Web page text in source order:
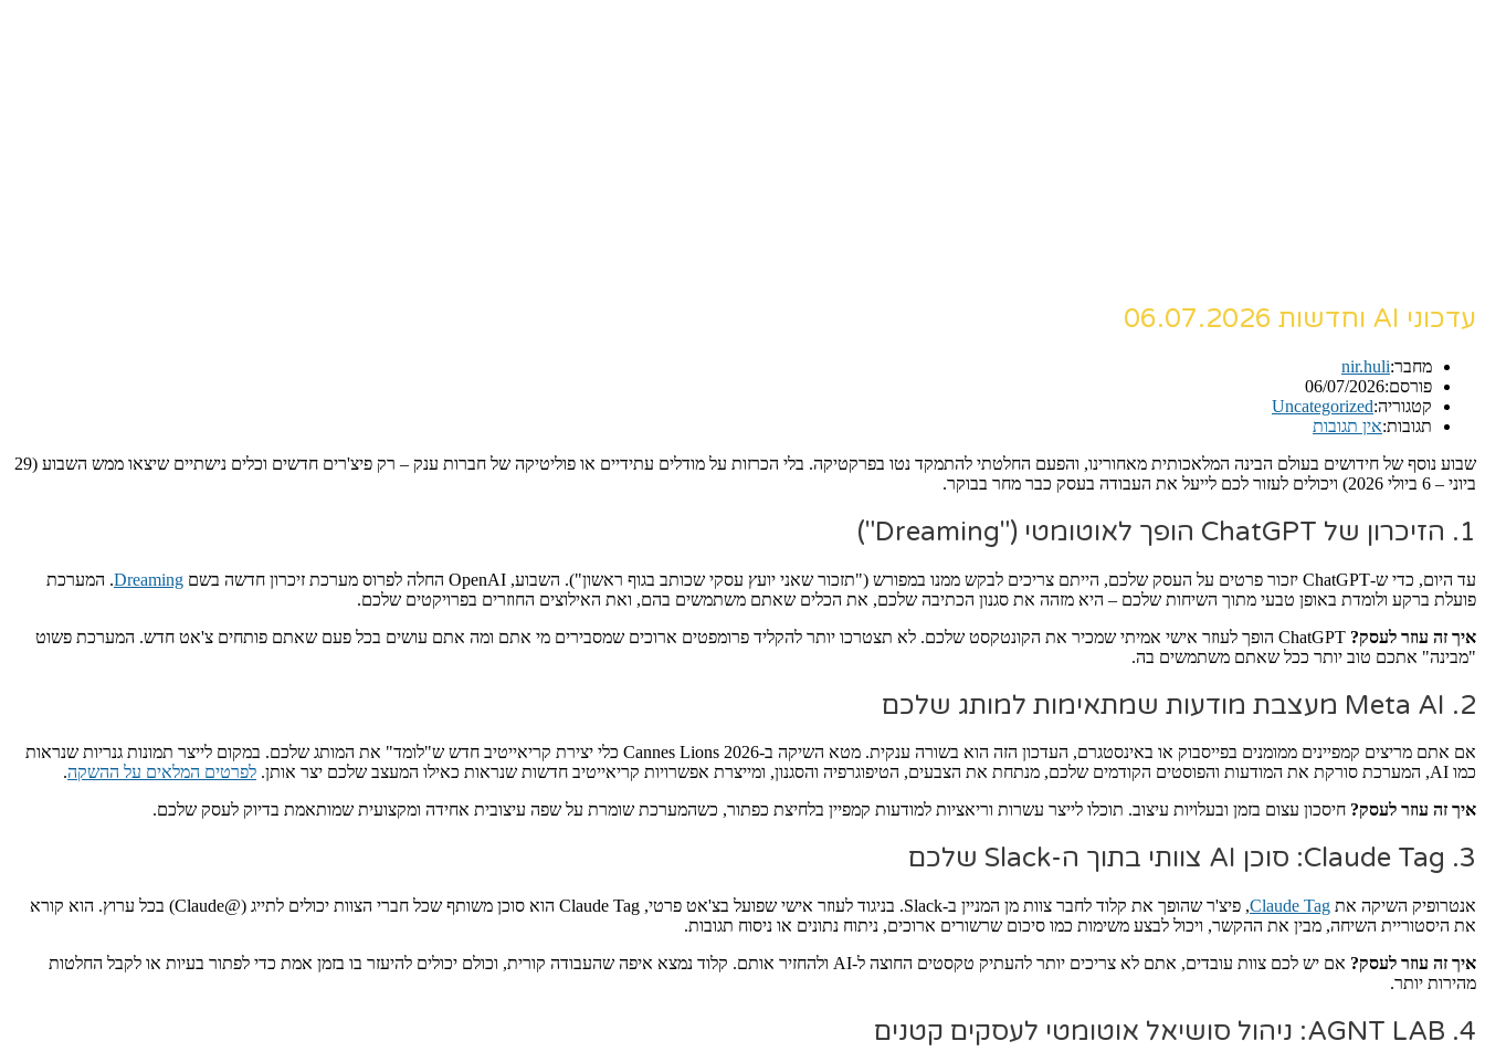
עדכוני AI וחדשות 06.07.2026
מחבר:nir.huli
פורסם:06/07/2026
קטגוריה:Uncategorized
תגובות:אין תגובות
שבוע נוסף של חידושים בעולם הבינה המלאכותית מאחורינו, והפעם החלטתי להתמקד נטו בפרקטיקה. בלי הכרזות על מודלים עתידיים או פוליטיקה של חברות ענק – רק פיצ'רים חדשים וכלים נישתיים שיצאו ממש השבוע (29
ביוני – 6 ביולי 2026) ויכולים לעזור לכם לייעל את העבודה בעסק כבר מחר בבוקר.
1. הזיכרון של ChatGPT הופך לאוטומטי ("Dreaming")
עד היום, כדי ש-ChatGPT יזכור פרטים על העסק שלכם, הייתם צריכים לבקש ממנו במפורש ("תזכור שאני יועץ עסקי שכותב בגוף ראשון"). השבוע, OpenAI החלה לפרוס מערכת זיכרון חדשה בשם Dreaming. המערכת
פועלת ברקע ולומדת באופן טבעי מתוך השיחות שלכם – היא מזהה את סגנון הכתיבה שלכם, את הכלים שאתם משתמשים בהם, ואת האילוצים החוזרים בפרויקטים שלכם.
איך זה עוזר לעסק?
ChatGPT הופך לעוזר אישי אמיתי שמכיר את הקונטקסט שלכם. לא תצטרכו יותר להקליד פרומפטים ארוכים שמסבירים מי אתם ומה אתם עושים בכל פעם שאתם פותחים צ'אט חדש. המערכת פשוט
"מבינה" אתכם טוב יותר ככל שאתם משתמשים בה.
2. Meta AI מעצבת מודעות שמתאימות למותג שלכם
אם אתם מריצים קמפיינים ממומנים בפייסבוק או באינסטגרם, העדכון הזה הוא בשורה ענקית. מטא השיקה ב-Cannes Lions 2026 כלי יצירת קריאייטיב חדש ש"לומד" את המותג שלכם. במקום לייצר תמונות גנריות שנראות
כמו AI, המערכת סורקת את המודעות והפוסטים הקודמים שלכם, מנתחת את הצבעים, הטיפוגרפיה והסגנון, ומייצרת אפשרויות קריאייטיב חדשות שנראות כאילו המעצב שלכם יצר אותן.
לפרטים המלאים על ההשקה.
איך זה עוזר לעסק? חיסכון עצום בזמן ובעלויות עיצוב. תוכלו לייצר עשרות וריאציות למודעות קמפיין בלחיצת כפתור, כשהמערכת שומרת על שפה עיצובית אחידה ומקצועית שמותאמת בדיוק לעסק שלכם.
3. Claude Tag: סוכן AI צוותי בתוך ה-Slack שלכם
אנטרופיק השיקה את Claude Tag
, פיצ'ר שהופך את קלוד לחבר צוות מן המניין ב-Slack. בניגוד לעוזר אישי שפועל בצ'אט פרטי, Claude Tag הוא סוכן משותף שכל חברי הצוות יכולים לתייג (@Claude) בכל ערוץ. הוא קורא
את היסטוריית השיחה, מבין את ההקשר, ויכול לבצע משימות כמו סיכום שרשורים ארוכים, ניתוח נתונים או ניסוח תגובות.
איך זה עוזר לעסק?
אם יש לכם צוות עובדים, אתם לא צריכים יותר להעתיק טקסטים החוצה ל-AI ולהחזיר אותם. קלוד נמצא איפה שהעבודה קורית, וכולם יכולים להיעזר בו בזמן אמת כדי לפתור בעיות או לקבל החלטות
מהירות יותר.
4. AGNT LAB: ניהול סושיאל אוטומטי לעסקים קטנים